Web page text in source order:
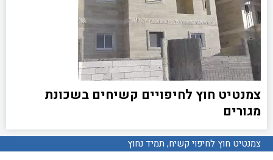
צמנטיט חוץ לחיפויים קשיחים בשכונת
מגורים
צמנטיט חוץ לחיפוי קשיח, תמיד נחוץ